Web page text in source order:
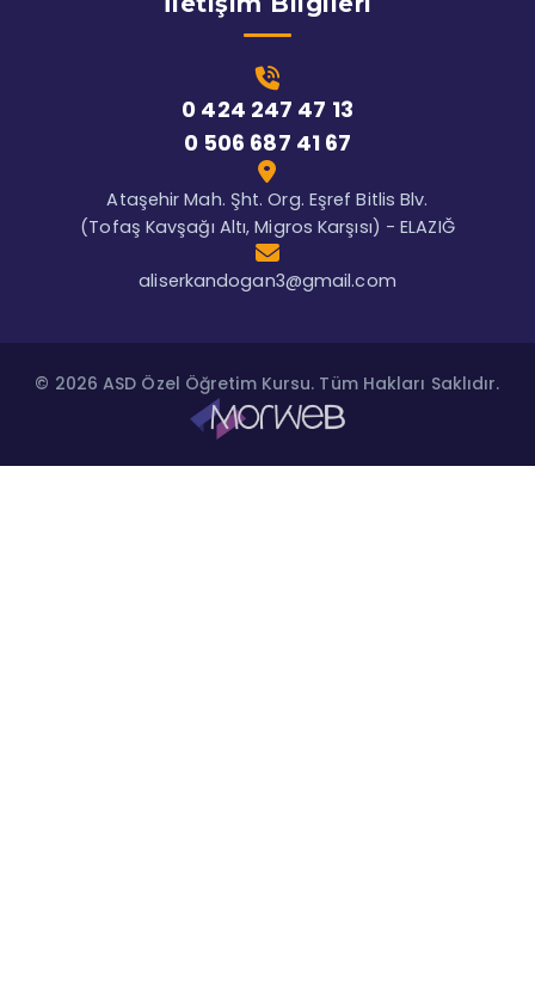
0 424 247 47 13
0 506 687 41 67
Ataşehir Mah. Şht. Org. Eşref Bitlis Blv.
(Tofaş Kavşağı Altı, Migros Karşısı) - ELAZIĞ
aliserkandogan3@gmail.com
© 2026 ASD Özel Öğretim Kursu. Tüm Hakları Saklıdır.